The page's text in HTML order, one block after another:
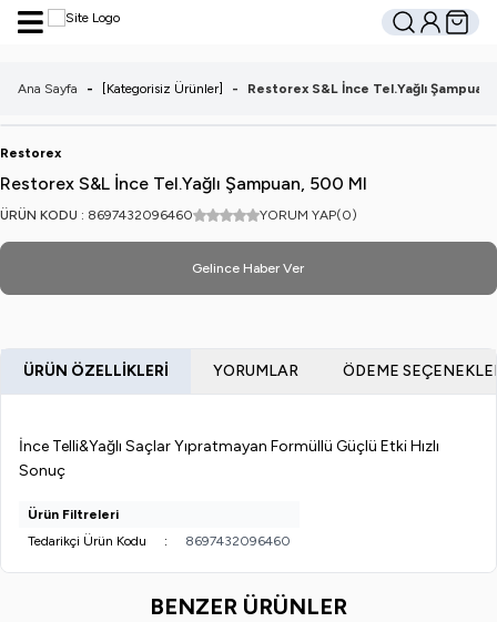
Hesabım
Sepetim
Ana Sayfa - [Kategorisiz Ürünler] - Restorex S&L İnce Tel.Yağlı
Restorex
Restorex S&L İnce Tel.Yağlı Şampuan, 500 Ml
ÜRÜN KODU : 8697432096460 YORUM YAP(0)
Gelince Haber Ver
ÜRÜN ÖZELLIKLERI YORUMLAR ÖDEME
İnce Telli&Yağlı Saçlar Yıpratmayan Formüllü Güçlü Etki Hızlı
Sonuç
Ürün Filtreleri
Tedarikçi Ürün Kodu
: 8697432096460
BENZER ÜRÜNLER